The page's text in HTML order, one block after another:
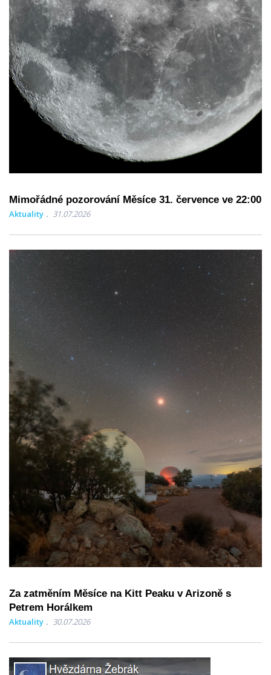
Mimořádné pozorování Měsíce 31. července ve 22:00
Aktuality 31.07.2026
Za zatměním Měsíce na Kitt Peaku v Arizoně s
Petrem Horálkem
Aktuality 30.07.2026